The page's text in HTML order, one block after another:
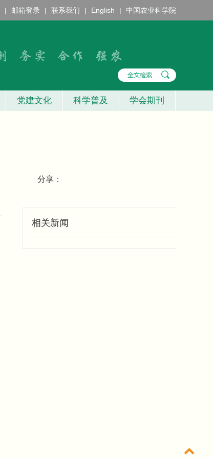
| 邮箱登录 | 联系我们 | English | 中国农业科学院
党建文化 科学普及 学会期刊
分享：
相关新闻